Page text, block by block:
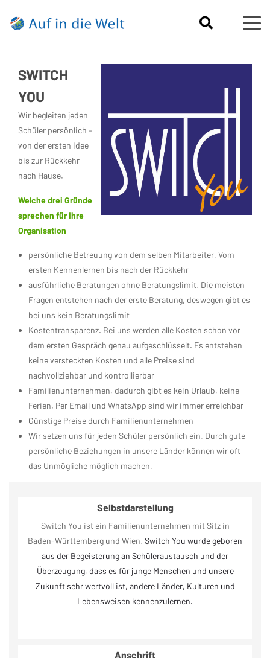
SWITCH
YOU
Wir begleiten jeden
Schüler persönlich –
von der ersten Idee
bis zur Rückkehr
nach Hause.
Welche drei Gründe
sprechen für Ihre
Organisation
persönliche Betreuung von dem selben Mitarbeiter. Vom
ersten Kennenlernen bis nach der Rückkehr
ausführliche Beratungen ohne Beratungslimit. Die meisten
Fragen entstehen nach der erste Beratung, deswegen gibt es
bei uns kein Beratungslimit
Kostentransparenz. Bei uns werden alle Kosten schon vor
dem ersten Gespräch genau aufgeschlüsselt. Es entstehen
keine versteckten Kosten und alle Preise sind
nachvollziehbar und kontrollierbar
Familienunternehmen, dadurch gibt es kein Urlaub, keine
Ferien. Per Email und WhatsApp sind wir immer erreichbar
Günstige Preise durch Familienunternehmen
Wir setzen uns für jeden Schüler persönlich ein. Durch gute
persönliche Beziehungen in unsere Länder können wir oft
das Unmögliche möglich machen.
Selbstdarstellung
Switch You ist ein Familienunternehmen mit Sitz in
Baden-Württemberg und Wien. Switch You wurde geboren
aus der Begeisterung an Schüleraustausch und der
Überzeugung, dass es für junge Menschen und unsere
Zukunft sehr wertvoll ist, andere Länder, Kulturen und
Lebensweisen kennenzulernen.
Anschrift